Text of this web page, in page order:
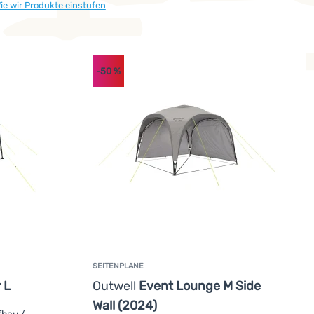
wir Produkte einstufen
ist für extreme Bedingungen bestimmt, die
höherem Gewicht. Durawrap/Duraflex/Wrapflex
dass ihre Lebensdauer maximal verlängert
L
SEITENPLANE
Outwell Event Lounge M Side
Wall (2024)
-50 %